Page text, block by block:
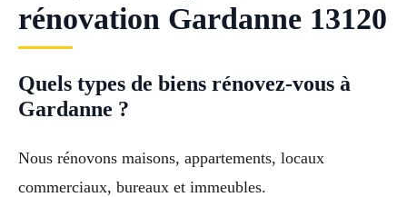
rénovation Gardanne 13120
Quels types de biens rénovez-vous à
Gardanne ?
Nous rénovons maisons, appartements, locaux
commerciaux, bureaux et immeubles.